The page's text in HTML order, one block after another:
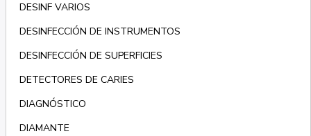
DESINF VARIOS
DESINFECCIÓN DE INSTRUMENTOS
DESINFECCIÓN DE SUPERFICIES
DETECTORES DE CARIES
DIAGNÓSTICO
DIAMANTE